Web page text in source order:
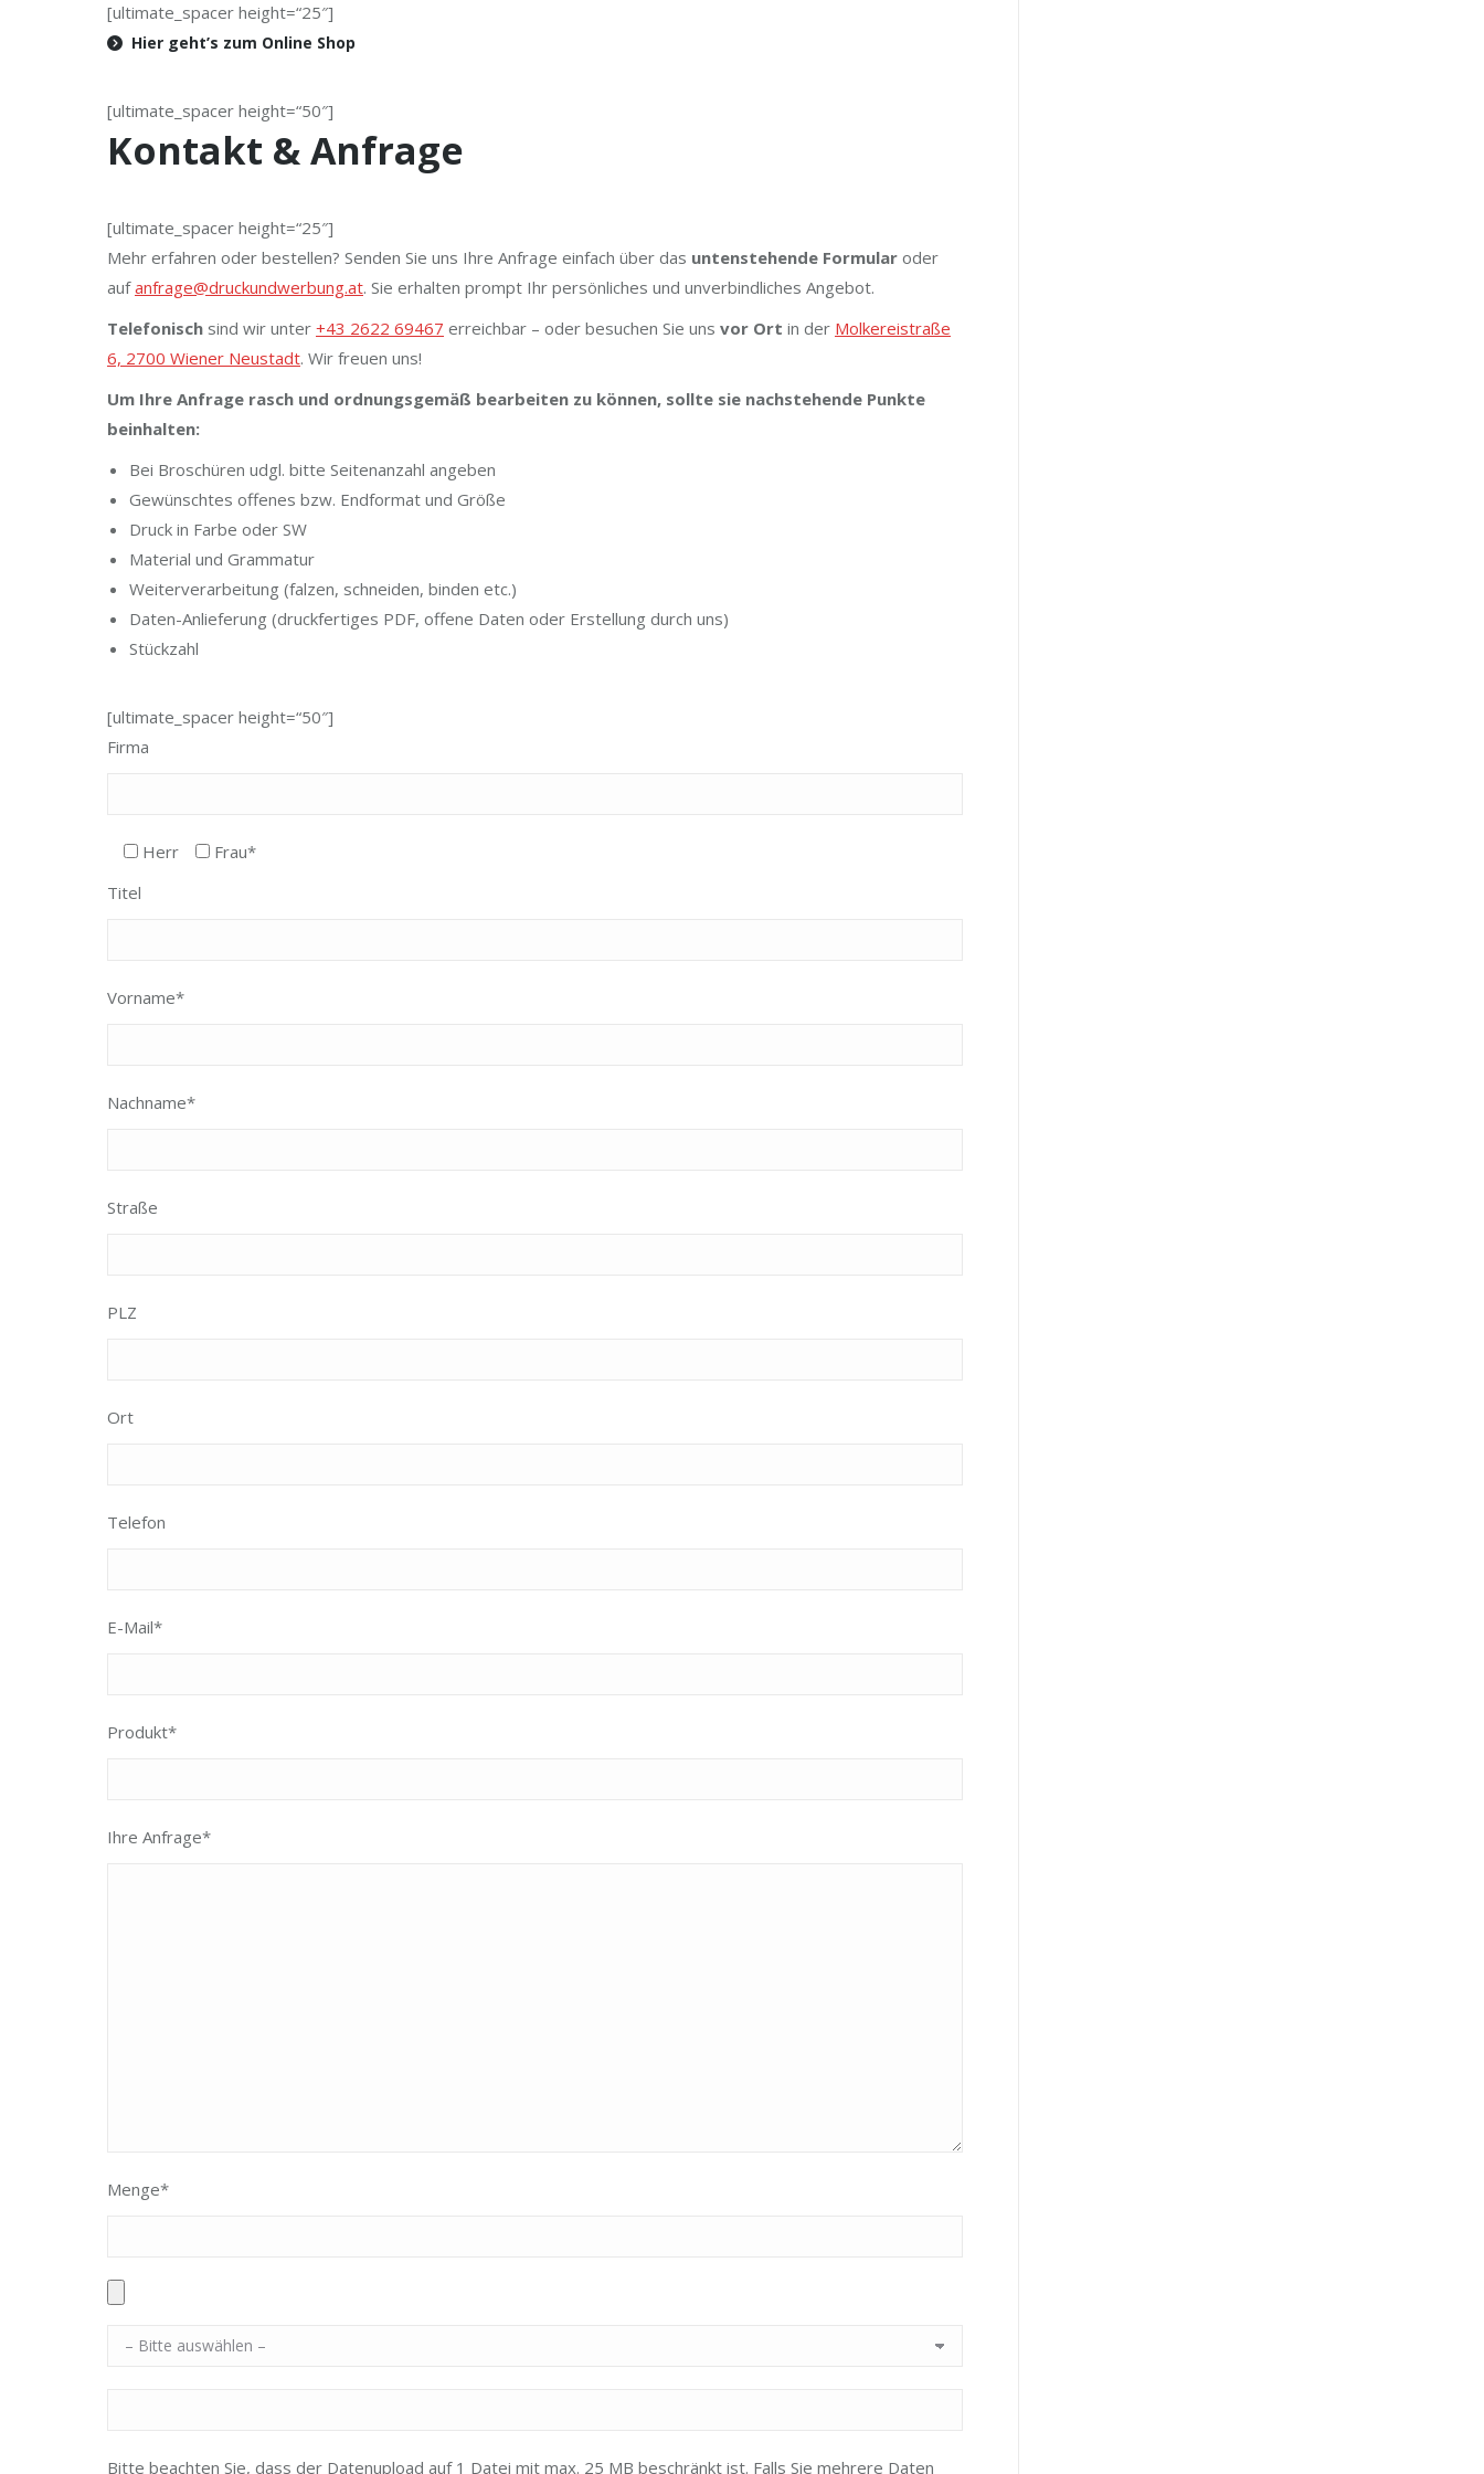
[ultimate_spacer height=“25″]
Hier geht’s zum Online Shop
[ultimate_spacer height=“50″]
Kontakt & Anfrage
[ultimate_spacer height=“25″]
Mehr erfahren oder bestellen? Senden Sie uns Ihre Anfrage einfach über das untenstehende Formular oder
aufanfrage@druckundwerbung.at. Sie erhalten prompt Ihr persönliches und unverbindliches Angebot.
Telefonisch sind wir unter +43 2622 69467 erreichbar – oder besuchen Sie uns vor Ort in der Molkereistraße
6, 2700 Wiener Neustadt. Wir freuen uns!
Um Ihre Anfrage rasch und ordnungsgemäß bearbeiten zu können, sollte sie nachstehende Punkte
beinhalten:
Bei Broschüren udgl. bitte Seitenanzahl angeben
Gewünschtes offenes bzw. Endformat und Größe
Druck in Farbe oder SW
Material und Grammatur
Weiterverarbeitung (falzen, schneiden, binden etc.)
Daten-Anlieferung (druckfertiges PDF, offene Daten oder Erstellung durch uns)
Stückzahl
[ultimate_spacer height=“50″]
Firma
Herr
Frau*
Titel
Vorname*
Nachname*
Straße
PLZ
Ort
Telefon
E-Mail*
Produkt*
Ihre Anfrage*
Menge*
Bitte beachten Sie, dass der Datenupload auf 1 Datei mit max. 25 MB beschränkt ist. Falls Sie mehrere Daten